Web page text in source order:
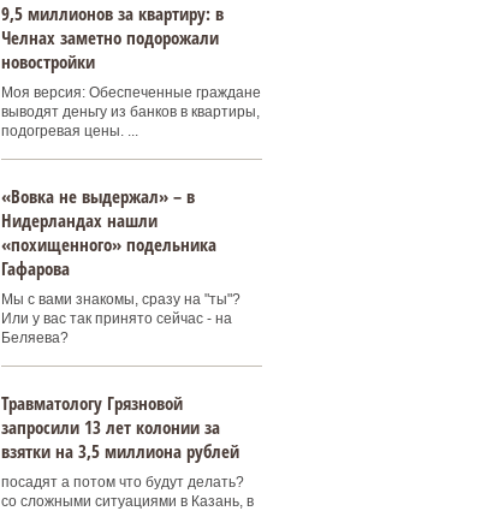
9,5 миллионов за квартиру: в
Челнах заметно подорожали
новостройки
Моя версия: Обеспеченные граждане
выводят деньгу из банков в квартиры,
подогревая цены. ...
«Вовка не выдержал» – в
Нидерландах нашли
«похищенного» подельника
Гафарова
Мы с вами знакомы, сразу на "ты"?
Или у вас так принято сейчас - на
Беляева?
Травматологу Грязновой
запросили 13 лет колонии за
взятки на 3,5 миллиона рублей
посадят а потом что будут делать?
со сложными ситуациями в Казань, в